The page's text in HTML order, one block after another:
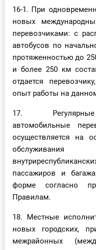
16-1. При
новых
перевозчиками: с
автобусов по
протяженностью до
и более 250 км
отдается
опыт работы на
17. Регулярные
автомобильные
осуществляется на
обслуживания
пассажиров и
форме согласно
Правилам.
18. Местные
новых городских,
межрайонных